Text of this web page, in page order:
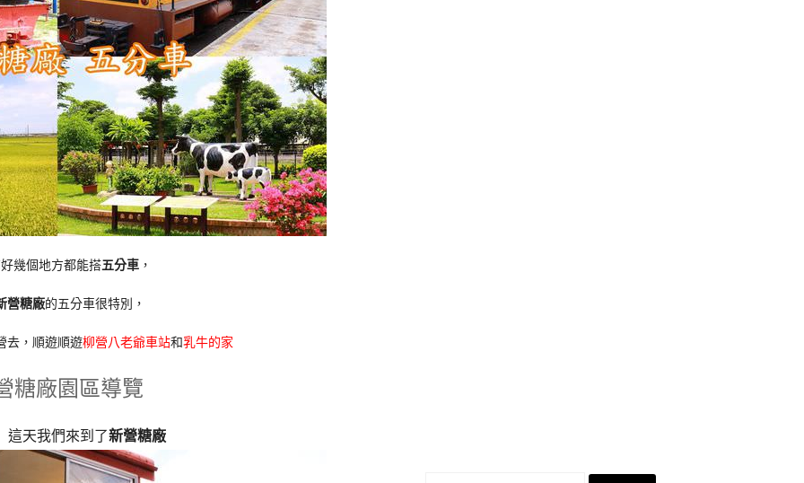
幾個地方都能搭五分車 ，
營糖廠的五分車很特別，
去，順遊順遊柳營八老爺車站和乳牛的家
糖廠園區導覽
這天我們來到了新營糖廠